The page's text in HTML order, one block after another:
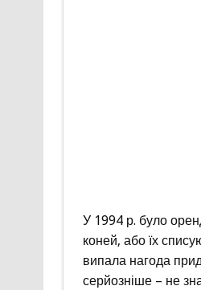
У 1994 р. було
коней, або їх
випала нагода
серйозніше – не